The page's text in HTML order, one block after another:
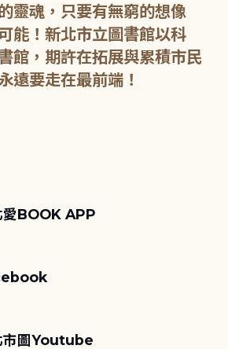
靈魂，只要有無窮的想像
能！新北市立圖書館以科
館，期許在拓展與累積市民
遠要走在最前端！
愛BOOK APP
市圖Youtube